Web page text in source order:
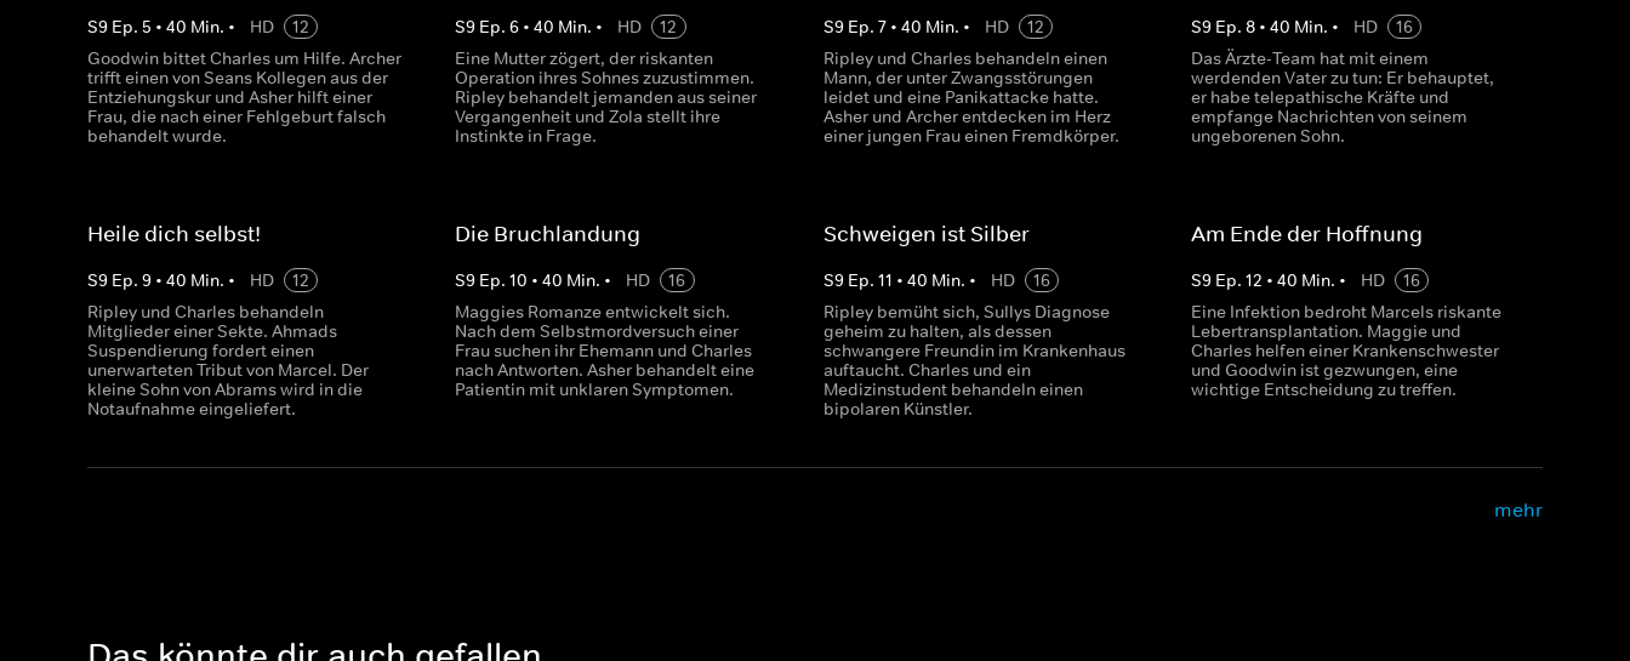
S9 Ep. 5 • 40 Min. • HD
12
Goodwin bittet Charles um Hilfe. Archer
trifft einen von Seans Kollegen aus der
Entziehungskur und Asher hilft einer
Frau, die nach einer Fehlgeburt falsch
behandelt wurde.
S9 Ep.6 •40 Min. • HD
12
Eine Mutter zögert, der riskanten
Operation ihres Sohnes zuzustimmen.
Ripley behandelt jemanden aus seiner
Vergangenheit und Zola stellt ihre
Instinkte in Frage.
S9 Ep. 7• 40 Min. • HD
12
Ripley und Charles behandeln einen
Mann, der unter Zwangsstörungen
leidet und eine Panikattacke hatte.
Asher und Archer entdecken im Herz
einer jungen Frau einen Fremdkörper.
S9 Ep. 8• 40 Min. • HD
16
Das Ärzte-Team hat mit einem
werdenden Vater zu tun: Er behauptet,
er habe telepathische Kräfte und
empfange Nachrichten von seinem
ungeborenen Sohn.
Heile dich selbst!
S9 Ep. 9 • 40 Min. • HD
12
Ripley und Charles behandeln
Mitglieder einer Sekte. Ahmads
Suspendierung fordert einen
unerwarteten Tribut von Marcel. Der
kleine Sohn von Abrams wird in die
Notaufnahme eingeliefert.
Die Bruchlandung
S9 Ep.10 •40 Min. • HD
16
Maggies Romanze entwickelt sich.
Nach dem Selbstmordversuch einer
Frau suchen ihr Ehemann und Charles
nach Antworten. Asher behandelt eine
Patientin mit unklaren Symptomen.
Schweigen ist Silber
S9 Ep. 11 • 40 Min. • HD
16
Ripley bemüht sich, Sullys Diagnose
geheim zu halten, als dessen
schwangere Freundin im Krankenhaus
auftaucht. Charles und ein
Medizinstudent behandeln einen
bipolaren Künstler.
Am Ende der Hoffnung
S9 Ep. 12 • 40 Min. • HD
16
Eine Infektion bedroht Marcels riskante
Lebertransplantation. Maggie und
Charles helfen einer Krankenschwester
und Goodwin ist gezwungen, eine
wichtige Entscheidung zu treffen.
mehr